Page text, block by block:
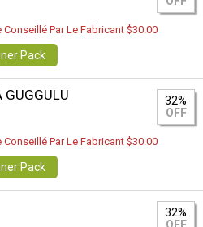
Conseillé Par Le Fabricant $30.00
Pack
GUGGULU
32%
OFF
Conseillé Par Le Fabricant $30.00
Pack
32%